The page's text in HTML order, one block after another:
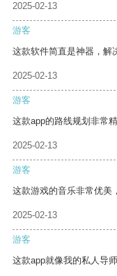
2025-02-13
游客
这款软件简直是神器，解
2025-02-13
游客
这款app的路线规划非常
2025-02-13
游客
这款游戏的音乐非常优美
2025-02-13
游客
这款app就像我的私人导